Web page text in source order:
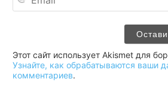
Этот сайт использует Akismet для
Узнайте, как обрабатываются ваши
комментариев.